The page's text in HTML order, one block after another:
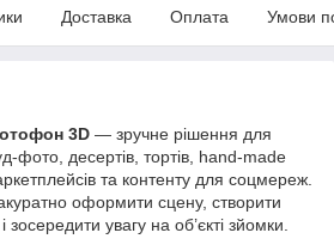
Доставка Оплата Умови
3D — зручне рішення для
фото, десертів, тортів, hand-made
та контенту для соцмереж.
оформити сцену, створити
увагу на об’єкті зйомки.